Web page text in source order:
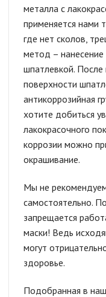
металла с
применяется нами
где нет сколов,
метод – нанесение
шпатлевкой. После
поверхности
антикоррозийная
хотите добиться
лакокрасочного
коррозии можно
окрашивание.
Мы не
самостоятельно.
запрещается
маски! Ведь
могут
здоровье.
Подобранная в